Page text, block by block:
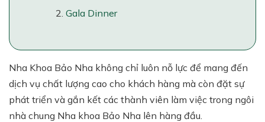
Gala Dinner
Nha Khoa Bảo Nha không chỉ luôn nỗ lực để mang đến
dịch vụ chất lượng cao cho khách hàng mà còn đặt sự
phát triển và gắn kết các thành viên làm việc trong ngôi
nhà chung Nha khoa Bảo Nha lên hàng đầu.